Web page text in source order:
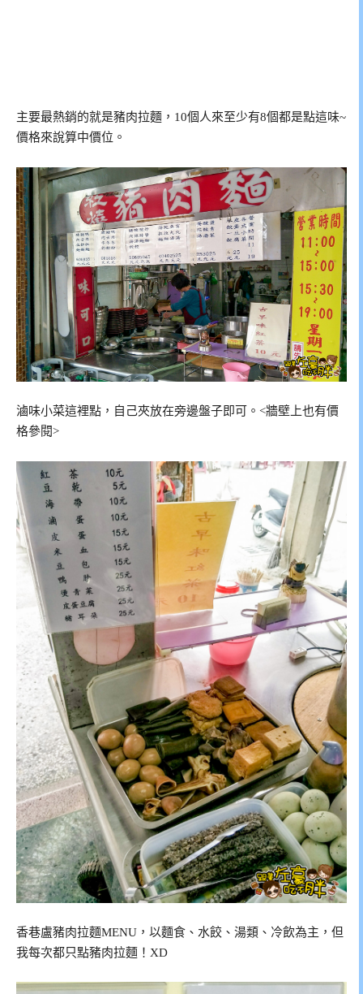
主要最熱銷的就是豬肉拉麵，10個人來至少有8個都是點這味~
價格來說算中價位。
滷味小菜這裡點，自己夾放在旁邊盤子即可。<牆壁上也有價
格參閱>
香巷盧豬肉拉麵MENU，以麵食、水餃、湯類、冷飲為主，但
我每次都只點豬肉拉麵！XD